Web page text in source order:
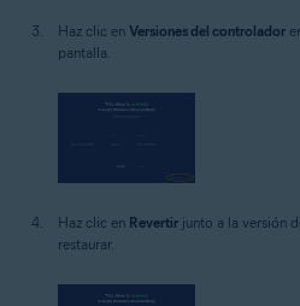
Haz clic en Versiones del controlador
pantalla.
Haz clic en Revertir junto a la versión
restaurar.